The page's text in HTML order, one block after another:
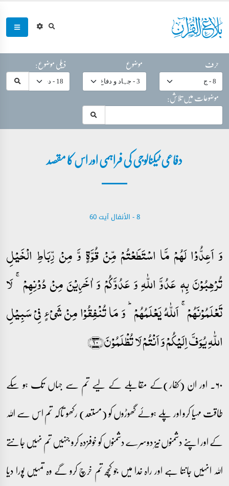
حرف موضوع
ذیلی موضوع:
موضوعات میں تلاش:
دفاعی ٹیکنالوجی کی فراہمی اور اس کا مقصد
8 - ‎الأنفال‎ آیت 60
وَ اَعِدُّوۡا لَہُمۡ مَّا اسۡتَطَعۡتُمۡ مِّنۡ قُوَّۃٍ وَّ مِنۡ رِّبَاطِ الۡخَیۡلِ
تُرۡہِبُوۡنَ بِہٖ عَدُوَّ اللّٰہِ وَ عَدُوَّکُمۡ وَ اٰخَرِیۡنَ مِنۡ دُوۡنِہِمۡ ۚ لَا
تَعۡلَمُوۡنَہُمۡ ۚ اَللّٰہُ یَعۡلَمُہُمۡ ؕ وَ مَا تُنۡفِقُوۡا مِنۡ شَیۡءٍ فِیۡ سَبِیۡلِ
اللّٰہِ یُوَفَّ اِلَیۡکُمۡ وَ اَنۡتُمۡ لَا تُظۡلَمُوۡنَ﴿۶۰﴾
۶۰۔ اور ان (کفار)کے مقابلے کے لیے تم سے جہاں تک ہو سکے
طاقت مہیا کرو اور پلے ہوئے گھوڑوں کو (مستعد) رکھو تاکہ تم اس سے اللہ
کے اور اپنے دشمنوں نیز دوسرے دشمنوں کو خوفزدہ کرو جنہیں تم نہیں جانتے
اللہ انہیں جانتا ہے اور راہ خدا میں جو کچھ تم خرچ کرو گے وہ تمہیں پورا دیا